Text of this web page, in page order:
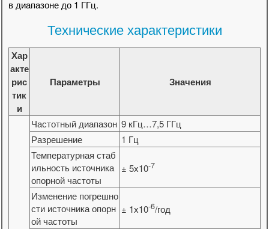
в диапазоне до 1 ГГц.
Технические характеристики
Хар
акте
рис
тик
и
Параметры Значения
Частотный диапазон 9 кГц…7,5 ГГц
Разрешение
1 Гц
Температурная стаб
ильность источника
опорной частоты
± 5х10-7
Изменение погрешно
сти источника опорн
ой частоты
± 1х10-6/год